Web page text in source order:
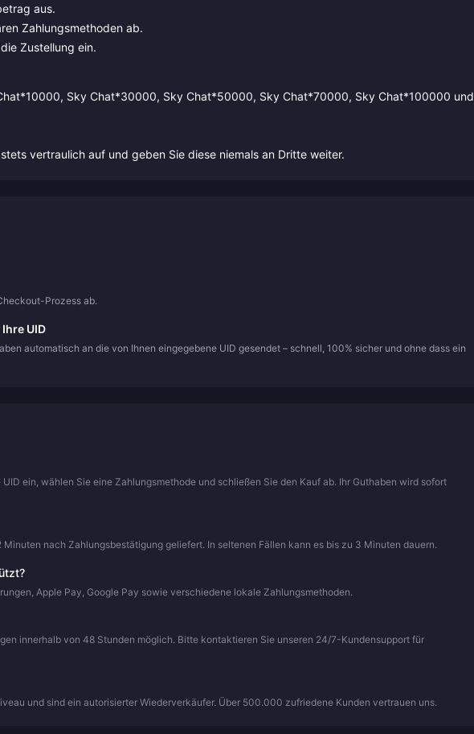
aus.
Zahlungsmethoden ab.
Zustellung ein.
Sky Chat*30000, Sky Chat*50000, Sky Chat*70000, Sky Chat*100000 und
vertraulich auf und geben Sie diese niemals an Dritte weiter.
Prozess ab.
UID
automatisch an die von Ihnen eingegebene UID gesendet – schnell, 100% sicher und ohne dass ein
ein, wählen Sie eine Zahlungsmethode und schließen Sie den Kauf ab. Ihr Guthaben wird sofort
nach Zahlungsbestätigung geliefert. In seltenen Fällen kann es bis zu 3 Minuten dauern.
Apple Pay, Google Pay sowie verschiedene lokale Zahlungsmethoden.
innerhalb von 48 Stunden möglich. Bitte kontaktieren Sie unseren 24/7-Kundensupport für
und sind ein autorisierter Wiederverkäufer. Über 500.000 zufriedene Kunden vertrauen uns.